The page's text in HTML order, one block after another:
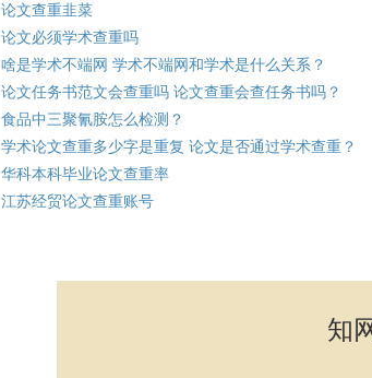
论文查重韭菜
论文必须学术查重吗
啥是学术不端网 学术不端网和学术是什么关系？
论文任务书范文会查重吗 论文查重会查任务书吗？
食品中三聚氰胺怎么检测？
学术论文查重多少字是重复 论文是否通过学术查重？
华科本科毕业论文查重率
江苏经贸论文查重账号
知